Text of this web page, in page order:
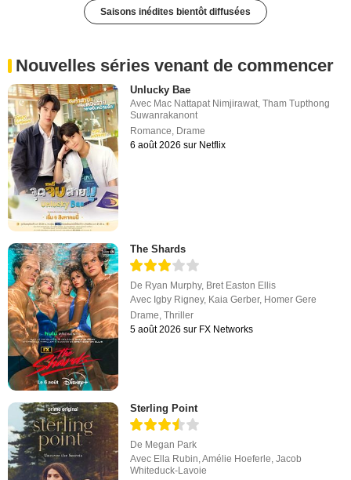
Saisons inédites bientôt diffusées
Nouvelles séries venant de commencer
Unlucky Bae
Avec Mac Nattapat Nimjirawat ,Tham Tupthong
Suwanrakanont
Romance Drame
6 août 2026 sur Netflix
The Shards
De Ryan Murphy, Bret Easton Ellis
Avec Igby Rigney, Kaia Gerber, Homer Gere
Drame,Thriller
5 août 2026 sur FX Networks
Sterling Point
De Megan Park
Avec Ella Rubin,Amélie Hoeferle,Jacob
Whiteduck-Lavoie